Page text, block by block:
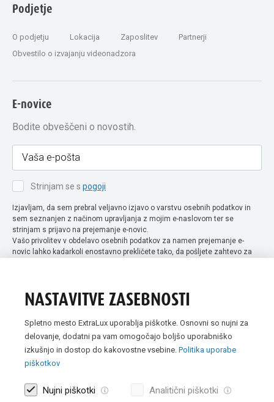
Podjetje
O podjetju Lokacija Zaposlitev
Partnerji
Obvestilo o izvajanju videonadzora
E-novice
Bodite obveščeni o novostih.
Strinjam se s pogoji
Izjavljam, da sem prebral veljavno izjavo o varstvu osebnih podatkov in
sem seznanjen z načinom upravljanja z mojim e-naslovom ter se
strinjam s prijavo na prejemanje e-novic.
Vašo privolitev v obdelavo osebnih podatkov za namen prejemanje e-
novic lahko kadarkoli enostavno prekličete tako, da pošljete zahtevo za
NASTAVITVE ZASEBNOSTI
Spletno mesto ExtraLux uporablja piškotke. Osnovni so nujni za
delovanje, dodatni pa vam omogočajo boljšo uporabniško
izkušnjo in dostop do kakovostne vsebine. Politika uporabe
piškotkov
Nujni piškotki Analitični piškotki